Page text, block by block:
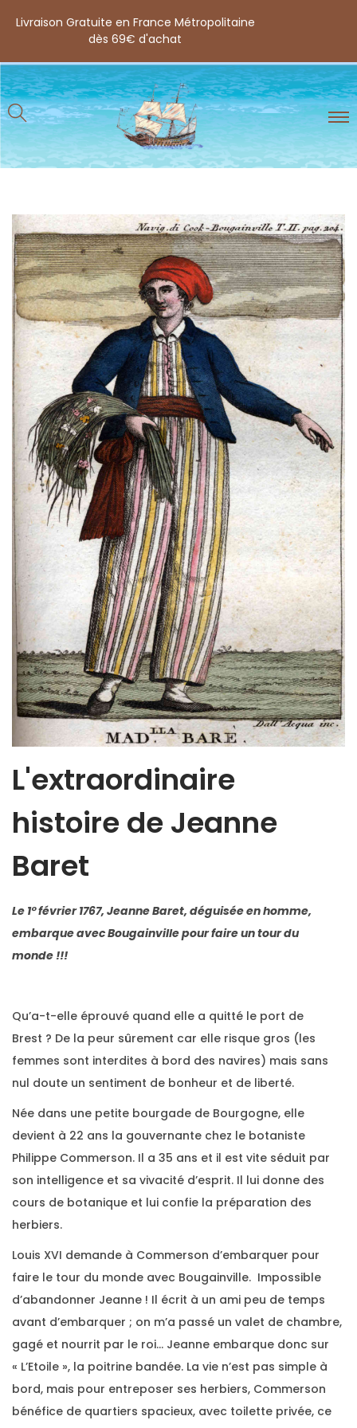
Livraison Gratuite en France Métropolitaine
dès 69€ d'achat
L'extraordinaire
histoire de Jeanne
Baret
Le 1° février 1767, Jeanne Baret, déguisée en homme,
embarque avec Bougainville pour faire un tour du
monde !!!
Qu’a-t-elle éprouvé quand elle a quitté le port de
Brest ? De la peur sûrement car elle risque gros (les
femmes sont interdites à bord des navires) mais sans
nul doute un sentiment de bonheur et de liberté.
Née dans une petite bourgade de Bourgogne, elle
devient à 22 ans la gouvernante chez le botaniste
Philippe Commerson. Il a 35 ans et il est vite séduit par
son intelligence et sa vivacité d’esprit. Il lui donne des
cours de botanique et lui confie la préparation des
herbiers.
Louis XVI demande à Commerson d’embarquer pour
faire le tour du monde avec Bougainville. Impossible
d’abandonner Jeanne ! Il écrit à un ami peu de temps
avant d’embarquer ; on m’a passé un valet de chambre,
gagé et nourrit par le roi… Jeanne embarque donc sur
« L’Etoile », la poitrine bandée. La vie n’est pas simple à
bord, mais pour entreposer ses herbiers, Commerson
bénéfice de quartiers spacieux, avec toilette privée, ce